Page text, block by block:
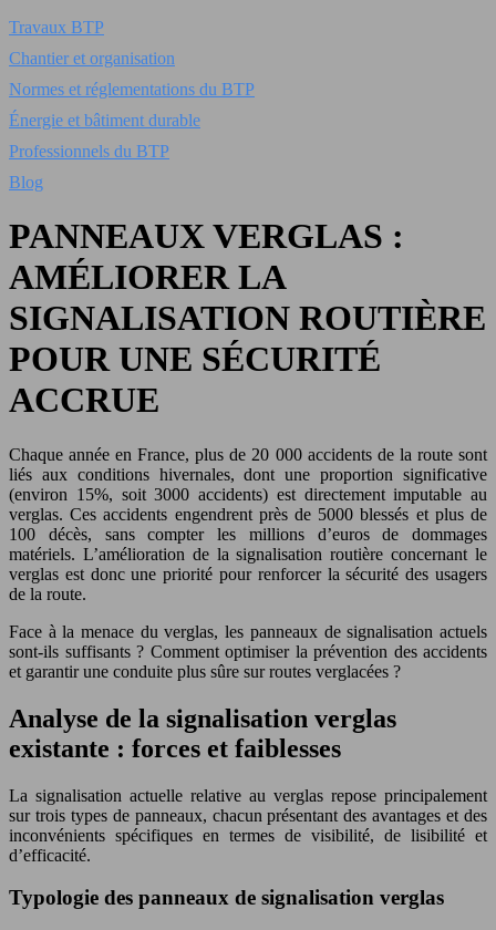
Travaux BTP
Chantier et organisation
Normes et réglementations du BTP
Énergie et bâtiment durable
Professionnels du BTP
Blog
PANNEAUX VERGLAS :
AMÉLIORER LA
SIGNALISATION ROUTIÈRE
POUR UNE SÉCURITÉ
ACCRUE
Chaque année en France, plus de 20 000 accidents de la route sont
liés aux conditions hivernales, dont une proportion significative
(environ 15%, soit 3000 accidents) est directement imputable au
verglas. Ces accidents engendrent près de 5000 blessés et plus de
100 décès, sans compter les millions d’euros de dommages
matériels. L’amélioration de la signalisation routière concernant le
verglas est donc une priorité pour renforcer la sécurité des usagers
de la route.
Face à la menace du verglas, les panneaux de signalisation actuels
sont-ils suffisants ? Comment optimiser la prévention des accidents
et garantir une conduite plus sûre sur routes verglacées ?
Analyse de la signalisation verglas
existante : forces et faiblesses
La signalisation actuelle relative au verglas repose principalement
sur trois types de panneaux, chacun présentant des avantages et des
inconvénients spécifiques en termes de visibilité, de lisibilité et
d’efficacité.
Typologie des panneaux de signalisation verglas